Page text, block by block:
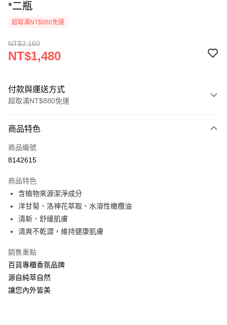
*二瓶
超取滿NT$880免運
NT$2,160
NT$1,480
付款與運送方式
超取滿NT$880免運
信用卡一次付款
超商取貨付款
Apple Pay
ATM付款
運送方式
全家取貨付款
每筆NT$60，滿NT$880(含以上)免運費
付款後全家取貨
商品特色
商品編號
8142615
商品特色
含植物來源潔淨成分
洋甘菊、洛神花萃取、水溶性橄欖油
清新、舒緩肌膚
清爽不乾澀，維持健康肌膚
銷售重點
百貨專櫃香氛品牌
源自純萃自然
讓您內外皆美